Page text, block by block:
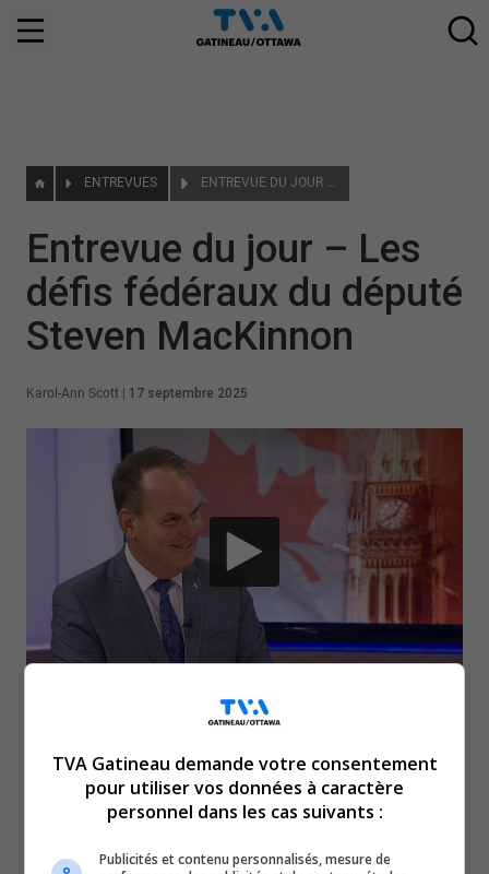
ENTREVUES ENTREVUE DU JOUR – LES DÉFIS FÉDÉRAUX DU DÉPUTÉ STEVEN MACKINNON
Entrevue du jour – Les
défis fédéraux du député
Steven MacKinnon
Karol-Ann Scott 17 septembre 2025
Le député de Gatineau, Steven MacKinnon, fait
son entrée à la table de décision avec un
portefeuille d’envergure. Il prend désormais la
tête du ministère fédéral des Transports, au
sein du cabinet de Mark Carney. Sa nomination
TVA Gatineau demande votre consentement
pour utiliser vos données à caractère
personnel dans les cas suivants :
Publicités et contenu personnalisés, mesure de